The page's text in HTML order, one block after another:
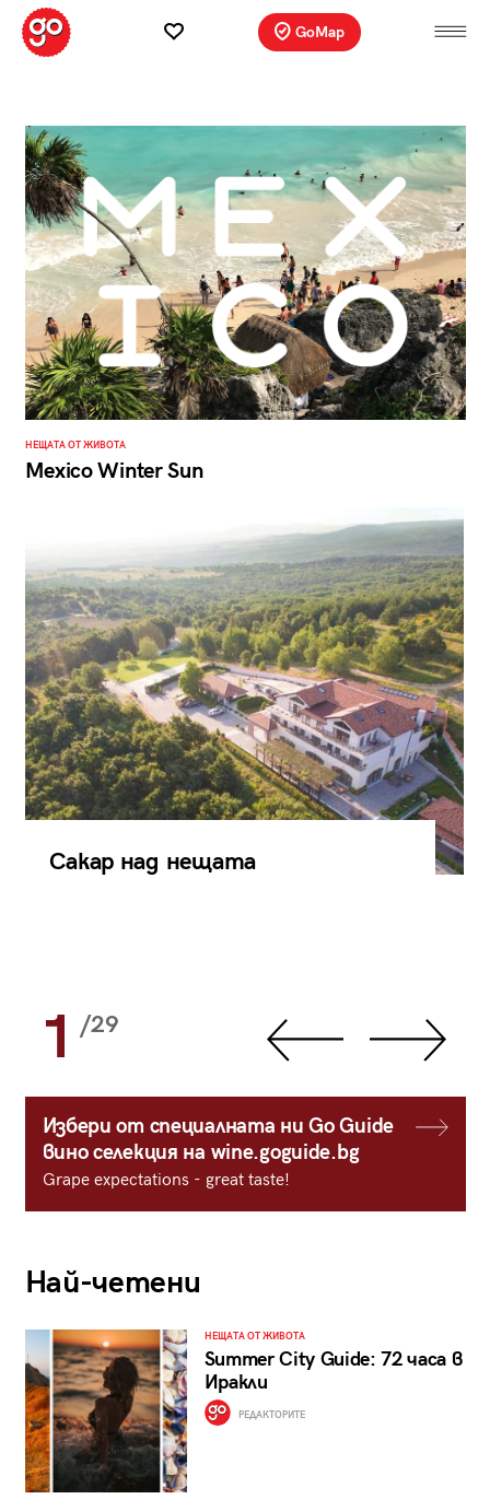
GoMap
НЕЩАТА ОТ ЖИВОТА
Mexico Winter Sun
Сакар над нещата
1 /29
Избери от специалната ни Go Guide
вино селекция на wine.goguide.bg
Grape expectations - great taste!
Най-четени
НЕЩАТА ОТ ЖИВОТА
Summer City Guide: 72 часа в
Иракли
РЕДАКТОРИТЕ